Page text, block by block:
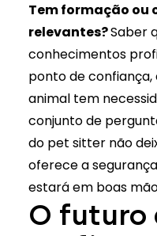
Tem formação ou
relevantes?Saber
conhecimentos
ponto de
animal tem
conjunto de
do pet sitter não
oferece a
estará em boas
O futuro